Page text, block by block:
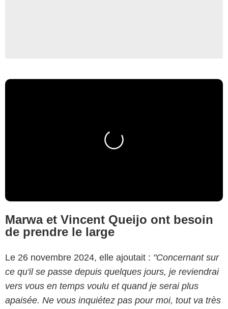
Marwa et Vincent Queijo ont besoin
de prendre le large
Le 26 novembre 2024, elle ajoutait : "Concernant sur
ce qu'il se passe depuis quelques jours, je reviendrai
vers vous en temps voulu et quand je serai plus
apaisée. Ne vous inquiétez pas pour moi, tout va très